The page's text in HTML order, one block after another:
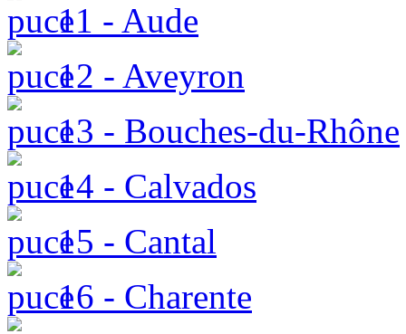
11 - Aude
12 - Aveyron
13 - Bouches-du-Rhône
14 - Calvados
15 - Cantal
16 - Charente